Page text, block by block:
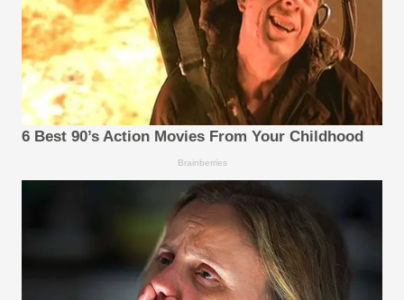
6 Best 90’s Action Movies From Your Childhood
Brainberries